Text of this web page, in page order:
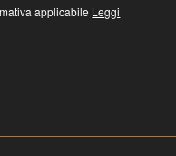
applicabile Leggi